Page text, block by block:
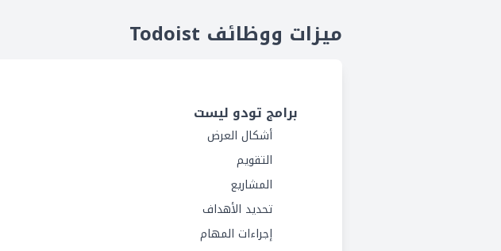
ميزات ووظائف Todoist
برامج تودو ليست
أشكال العرض
التقويم
المشاريع
تحديد الأهداف
إجراءات المهام